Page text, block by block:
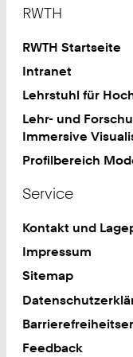
RWTH
RWTH Startseite
Intranet
Lehrstuhl für
Lehr- und
Immersive
Profilbereich
Service
Kontakt und
Impressum
Sitemap
Feedback